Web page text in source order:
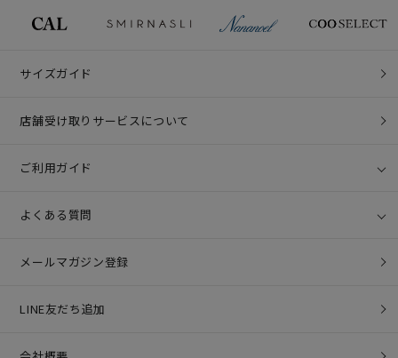
サイズガイド
店舗受け取りサービスについて
ご利用ガイド
よくある質問
メールマガジン登録
LINE友だち追加